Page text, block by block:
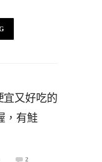
宜又好吃的
，有鮭
2